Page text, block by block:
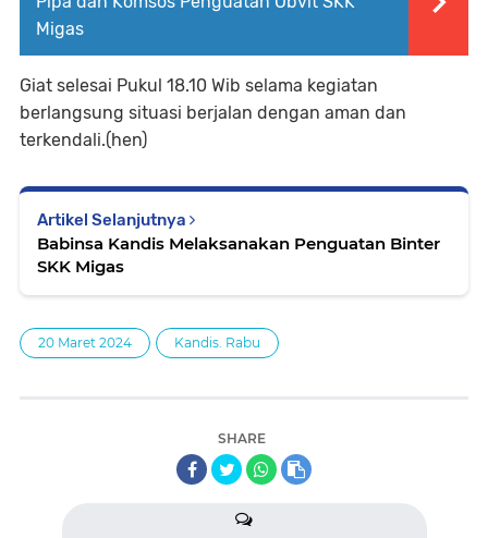
Migas
Giat selesai Pukul 18.10 Wib selama kegiatan
berlangsung situasi berjalan dengan aman dan
terkendali.(hen)
Artikel Selanjutnya
Babinsa Kandis Melaksanakan Penguatan Binter
SKK Migas
20 Maret 2024 Kandis. Rabu
SHARE